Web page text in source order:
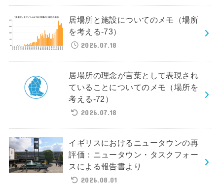
居場所と施設についてのメモ（場所
を考える-73）
2026.07.18
居場所の理念が言葉として表現され
ていることについてのメモ（場所を
考える-72）
2026.07.18
イギリスにおけるニュータウンの再
評価：ニュータウン・タスクフォー
スによる報告書より
2026.08.01